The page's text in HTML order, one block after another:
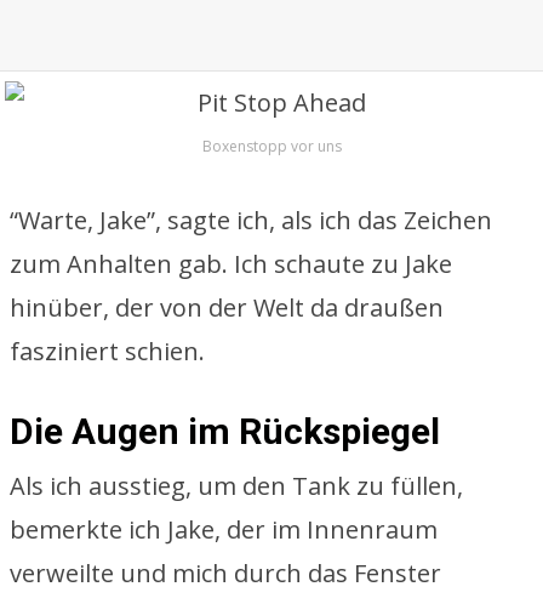
Boxenstopp vor uns
“Warte, Jake”, sagte ich, als ich das Zeichen
zum Anhalten gab. Ich schaute zu Jake
hinüber, der von der Welt da draußen
fasziniert schien.
Die Augen im Rückspiegel
Als ich ausstieg, um den Tank zu füllen,
bemerkte ich Jake, der im Innenraum
verweilte und mich durch das Fenster